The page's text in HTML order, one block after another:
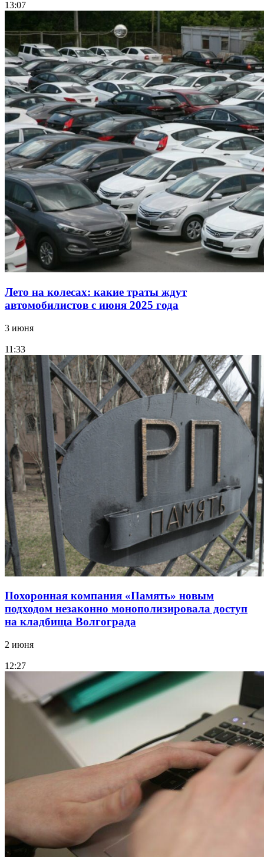
13:07
Лето на колесах: какие траты ждут
автомобилистов с июня 2025 года
3 июня
11:33
Похоронная компания «Память» новым
подходом незаконно монополизировала доступ
на кладбища Волгограда
2 июня
12:27